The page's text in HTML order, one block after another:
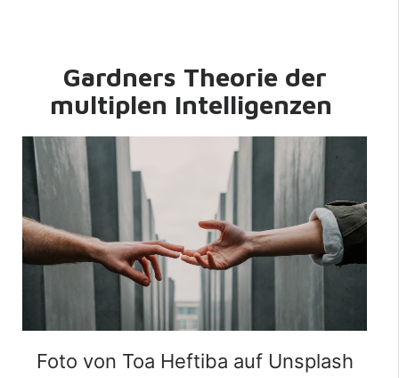
Gardners Theorie der
multiplen Intelligenzen
Foto von Toa Heftiba auf Unsplash